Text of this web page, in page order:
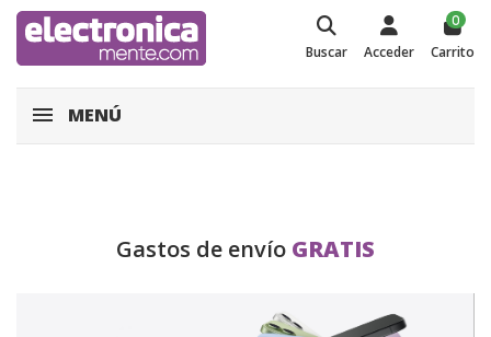
Buscar Acceder
0
Carrito
MENÚ
Gastos de envío GRATIS